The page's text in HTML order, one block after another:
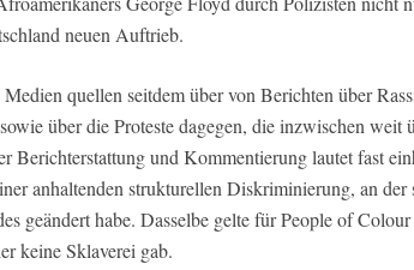
neuen Auftrieb.
quellen seitdem über von Berichten über
über die Proteste dagegen, die inzwischen weit
Berichterstattung und Kommentierung lautet fast
anhaltenden strukturellen Diskriminierung, an der
geändert habe. Dasselbe gelte für People of
keine Sklaverei gab.